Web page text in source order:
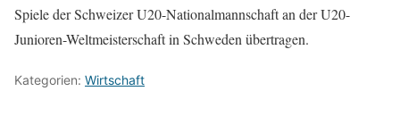
Spiele der Schweizer U20-Nationalmannschaft an der U20-
Junioren-Weltmeisterschaft in Schweden übertragen.
Kategorien: Wirtschaft